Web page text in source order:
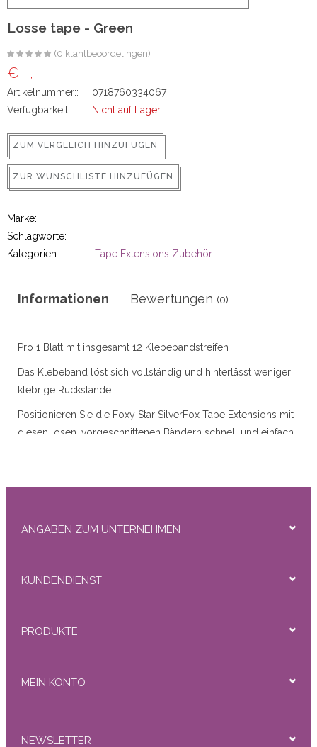
Losse tape - Green
(0 klantbeoordelingen)
€--,--
Artikelnummer::
0718760334067
Verfügbarkeit:
Nicht auf Lager
ZUM VERGLEICH HINZUFÜGEN
ZUR WUNSCHLISTE HINZUFÜGEN
Marke:
Schlagworte:
Kategorien:
Tape Extensions Zubehör
Informationen Bewertungen (0)
Pro 1 Blatt mit insgesamt 12 Klebebandstreifen
Das Klebeband löst sich vollständig und hinterlässt weniger
klebrige Rückstände
Positionieren Sie die Foxy Star SilverFox Tape Extensions mit
diesen losen, vorgeschnittenen Bändern schnell und einfach
ANGABEN ZUM UNTERNEHMEN
KUNDENDIENST
PRODUKTE
MEIN KONTO
NEWSLETTER